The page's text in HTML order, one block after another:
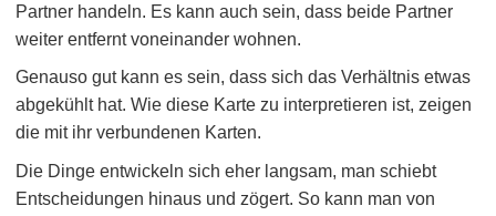
Partner handeln. Es kann auch sein, dass beide Partner
weiter entfernt voneinander wohnen.
Genauso gut kann es sein, dass sich das Verhältnis etwas
abgekühlt hat. Wie diese Karte zu interpretieren ist, zeigen
die mit ihr verbundenen Karten.
Die Dinge entwickeln sich eher langsam, man schiebt
Entscheidungen hinaus und zögert. So kann man von